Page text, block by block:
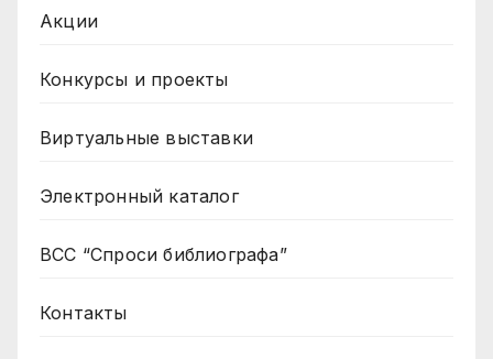
Акции
Конкурсы и проекты
Виртуальные выставки
Электронный каталог
ВСС “Спроси библиографа”
Контакты